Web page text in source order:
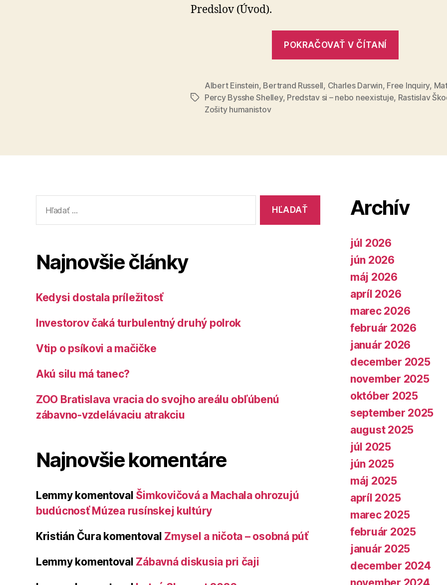
Predslov (Úvod).
POKRAČOVAŤ V ČÍTANÍ
–
Značky
Albert Einstein, Bertrand Russell, Charles Darwin, Free Inquiry,
Percy Bysshe Shelley, Predstav si – nebo neexistuje, Rastislav
Zošity humanistov
Najnovšie články
Kedysi dostala príležitosť
Investorov čaká turbulentný druhý polrok
Vtip o psíkovi a mačičke
Akú silu má tanec?
ZOO Bratislava vracia do svojho areálu obľúbenú
zábavno-vzdelávaciu atrakciu
Najnovšie komentáre
Lemmykomentoval Šimkovičová a Machala ohrozujú
budúcnosť Múzea rusínskej kultúry
Kristián Čurakomentoval Zmysel a ničota – osobná púť
Lemmykomentoval Zábavná diskusia pri čaji
Archív
júl 2026
jún 2026
máj 2026
apríl 2026
marec 2026
február 2026
január 2026
december 2025
november 2025
október 2025
september 2025
august 2025
júl 2025
jún 2025
máj 2025
apríl 2025
marec 2025
február 2025
január 2025
december 2024